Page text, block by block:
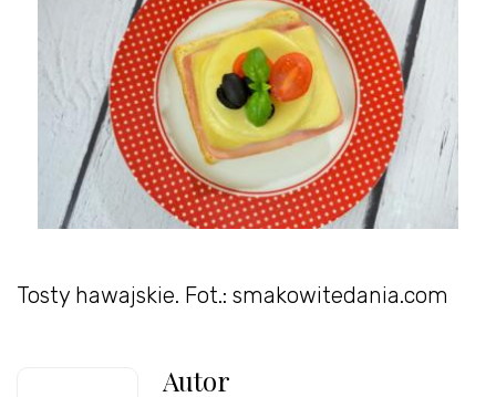
Tosty hawajskie. Fot.: smakowitedania.com
Autor